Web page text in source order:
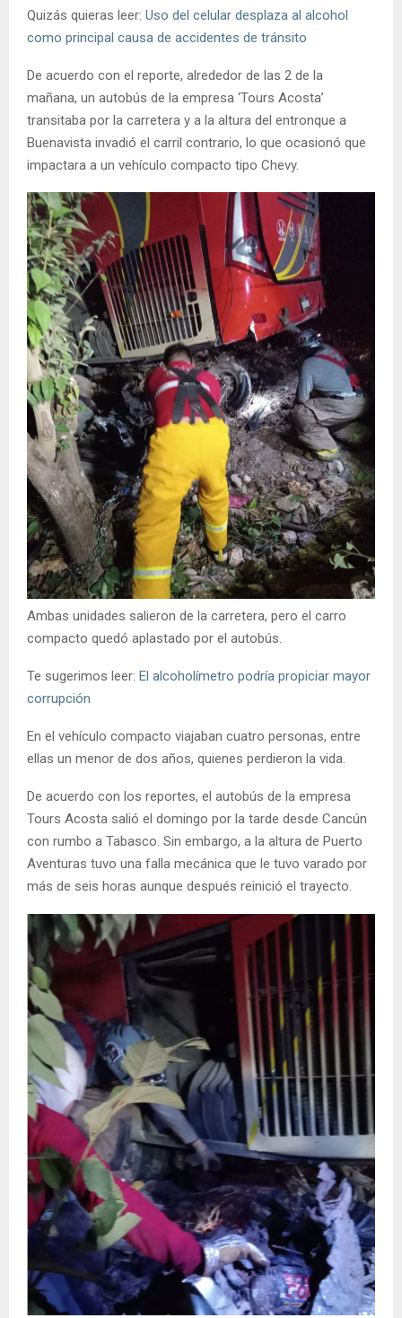
Quizás quieras leer: Uso del celular desplaza al alcohol
como principal causa de accidentes de tránsito
De acuerdo con el reporte, alrededor de las 2 de la
mañana, un autobús de la empresa ‘Tours Acosta’
transitaba por la carretera y a la altura del entronque a
Buenavista invadió el carril contrario, lo que ocasionó que
impactara a un vehículo compacto tipo Chevy.
Ambas unidades salieron de la carretera, pero el carro
compacto quedó aplastado por el autobús.
Te sugerimos leer: El alcoholímetro podría propiciar mayor
corrupción
En el vehículo compacto viajaban cuatro personas, entre
ellas un menor de dos años, quienes perdieron la vida.
De acuerdo con los reportes, el autobús de la empresa
Tours Acosta salió el domingo por la tarde desde Cancún
con rumbo a Tabasco. Sin embargo, a la altura de Puerto
Aventuras tuvo una falla mecánica que le tuvo varado por
más de seis horas aunque después reinició el trayecto.